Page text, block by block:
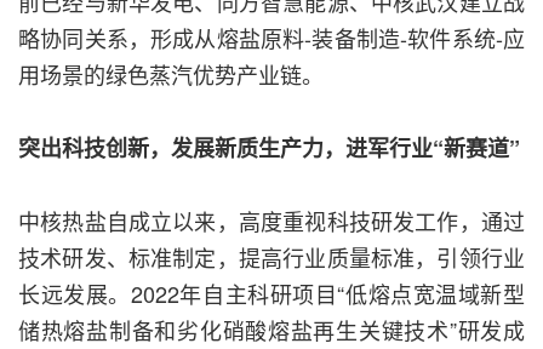
略协同关系，形成从熔盐原料-装备制造-软件系统-应
用场景的绿色蒸汽优势产业链。
突出科技创新，发展新质生产力，进军行业“新赛道”
中核热盐自成立以来，高度重视科技研发工作，通过
技术研发、标准制定，提高行业质量标准，引领行业
长远发展。2022年自主科研项目“低熔点宽温域新型
储热熔盐制备和劣化硝酸熔盐再生关键技术”研发成